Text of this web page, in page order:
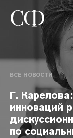
ВСЕ НОВОСТИ
Г.
инноваций
по